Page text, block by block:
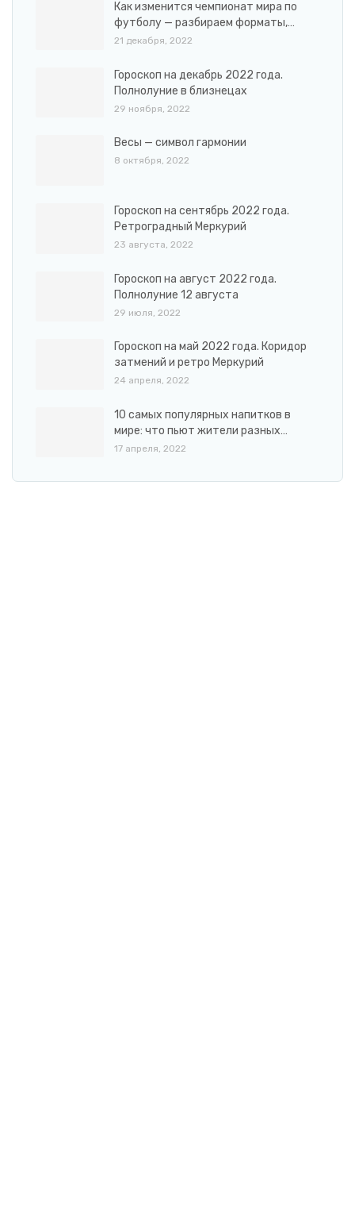
Как изменится чемпионат мира по
футболу — разбираем форматы,…
21 декабря, 2022
Гороскоп на декабрь 2022 года.
Полнолуние в близнецах
29 ноября, 2022
Весы — символ гармонии
8 октября, 2022
Гороскоп на сентябрь 2022 года.
Ретроградный Меркурий
23 августа, 2022
Гороскоп на август 2022 года.
Полнолуние 12 августа
29 июля, 2022
Гороскоп на май 2022 года. Коридор
затмений и ретро Меркурий
24 апреля, 2022
10 самых популярных напитков в
мире: что пьют жители разных…
17 апреля, 2022